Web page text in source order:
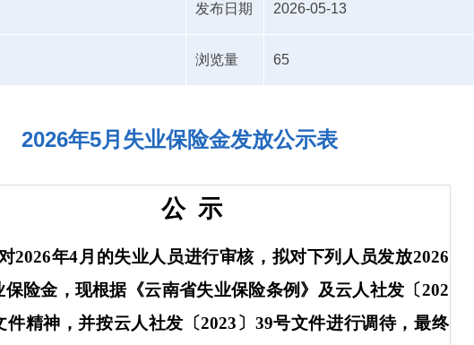
发布日期 2026-05-13
浏览量 65
2026年5月失业保险金发放公示表
公  示
2026年4月的失业人员进行审核，拟对下列人员发放2026
保险金，现根据《云南省失业保险条例》及云人社发〔202
件精神，并按云人社发〔2023〕39号文件进行调待，最终